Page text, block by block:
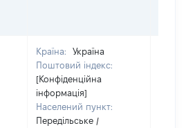
Країна:
Україна
Поштовий індекс:
[Конфіденційна
інформація]
Населений пункт:
Передільське /